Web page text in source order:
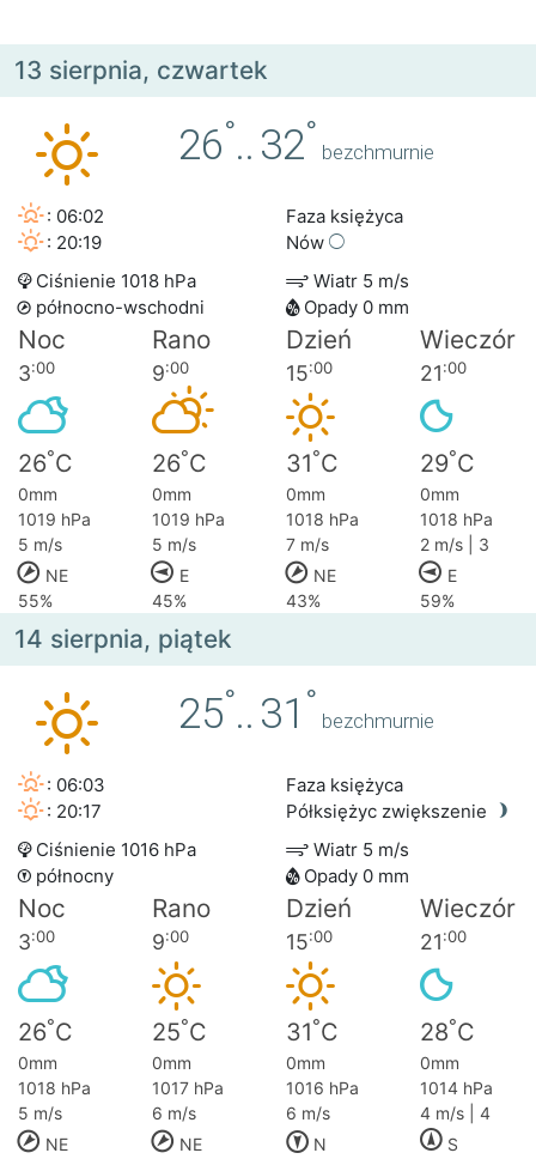
13 sierpnia, czwartek
26°.. 32°
bezchmurnie
: 06:02
: 20:19
Faza księżyca
Nów
Ciśnienie 1018 hPa
Wiatr 5 m/s
północno-wschodni
Opady 0 mm
Noc Rano Dzień Wieczór
3:00 9:00 15:00 21:00
26°C 26°C 31°C 29°C
0mm 0mm 0mm
0mm
1019 hPa
1019 hPa 1018 hPa
1018 hPa
5 m/s
5 m/s 7 m/s
2 m/s | 3
NE
E NE
E
55%
45% 43% 59%
14 sierpnia, piątek
25°.. 31 °
bezchmurnie
: 06:03
: 20:17
Faza księżyca
Półksiężyc zwiększenie
Ciśnienie 1016 hPa
Wiatr 5 m/s
północny
Opady 0 mm
Noc Rano Dzień Wieczór
3:00 9:00 15:00 21:00
26°C 25°C 31°C 28°C
0mm 0mm 0mm
0mm
1018 hPa
1017 hPa 1016 hPa
1014 hPa
5 m/s
6 m/s 6 m/s
4 m/s | 4
NE
NE N
S